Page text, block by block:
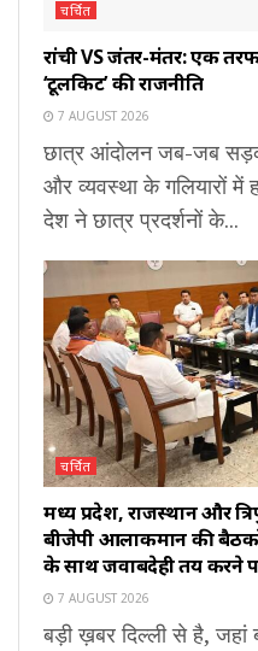
चर्चित
रांची VS जंतर-मंतर: एक
‘टूलकिट’ की राजनीति
7 AUGUST 2026
छात्र आंदोलन जब-जब
और व्यवस्था के गलियारों में
देश ने छात्र प्रदर्शनों के...
चर्चित
मध्य प्रदेश, राजस्थान और
बीजेपी आलाकमान की
के साथ जवाबदेही तय करने
7 AUGUST 2026
बड़ी ख़बर दिल्ली से है, जहां